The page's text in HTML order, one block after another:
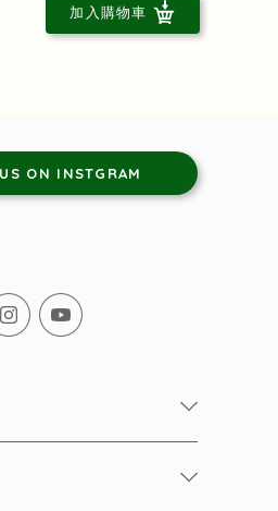
加入購物車
ON INSTGRAM